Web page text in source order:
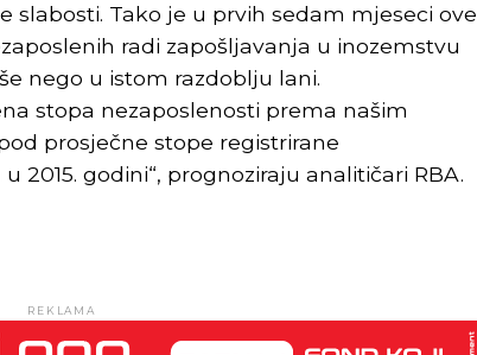
Tako je u prvih sedam mjeseci ove
radi zapošljavanja u inozemstvu
nego u istom razdoblju lani.
stopa nezaposlenosti prema našim
prosječne stope registrirane
2015. godini“, prognoziraju analitičari RBA.
REKLAMA